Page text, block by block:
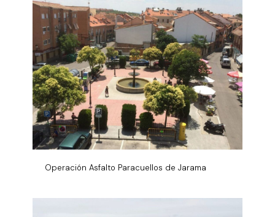
Operación Asfalto Paracuellos de Jarama